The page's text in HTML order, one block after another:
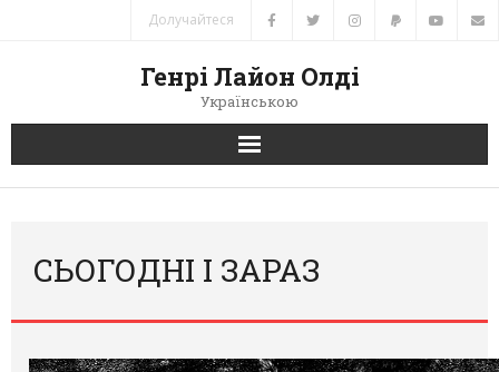
Долучайтеся
Генрі Лайон Олді
Українською
Головна
Книги
СЬОГОДНІ І ЗАРАЗ